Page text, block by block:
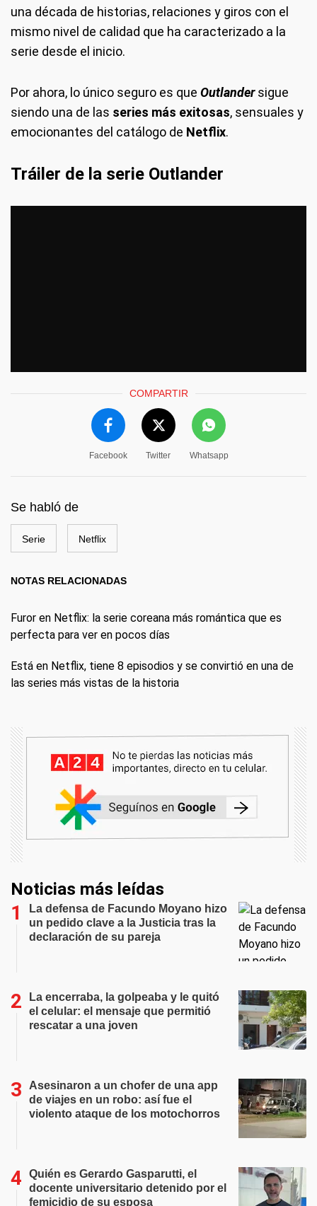
una década de historias, relaciones y giros con el
mismo nivel de calidad que ha caracterizado a la
serie desde el inicio.
Por ahora, lo único seguro es que Outlandersigue
siendo una de las series más exitosas, sensuales y
emocionantes del catálogo de Netflix.
Tráiler de la serie Outlander
COMPARTIR
Facebook Twitter Whatsapp
Se habló de
Serie Netflix
NOTAS RELACIONADAS
Furor en Netflix: la serie coreana más romántica que es
perfecta para ver en pocos días
Está en Netflix, tiene 8 episodios y se convirtió en una de
las series más vistas de la historia
Noticias más leídas
La defensa de Facundo Moyano hizo
un pedido clave a la Justicia tras la
declaración de su pareja
La encerraba, la golpeaba y le quitó
el celular: el mensaje que permitió
rescatar a una joven
Asesinaron a un chofer de una app
de viajes en un robo: así fue el
violento ataque de los motochorros
Quién es Gerardo Gasparutti, el
docente universitario detenido por el
femicidio de su esposa